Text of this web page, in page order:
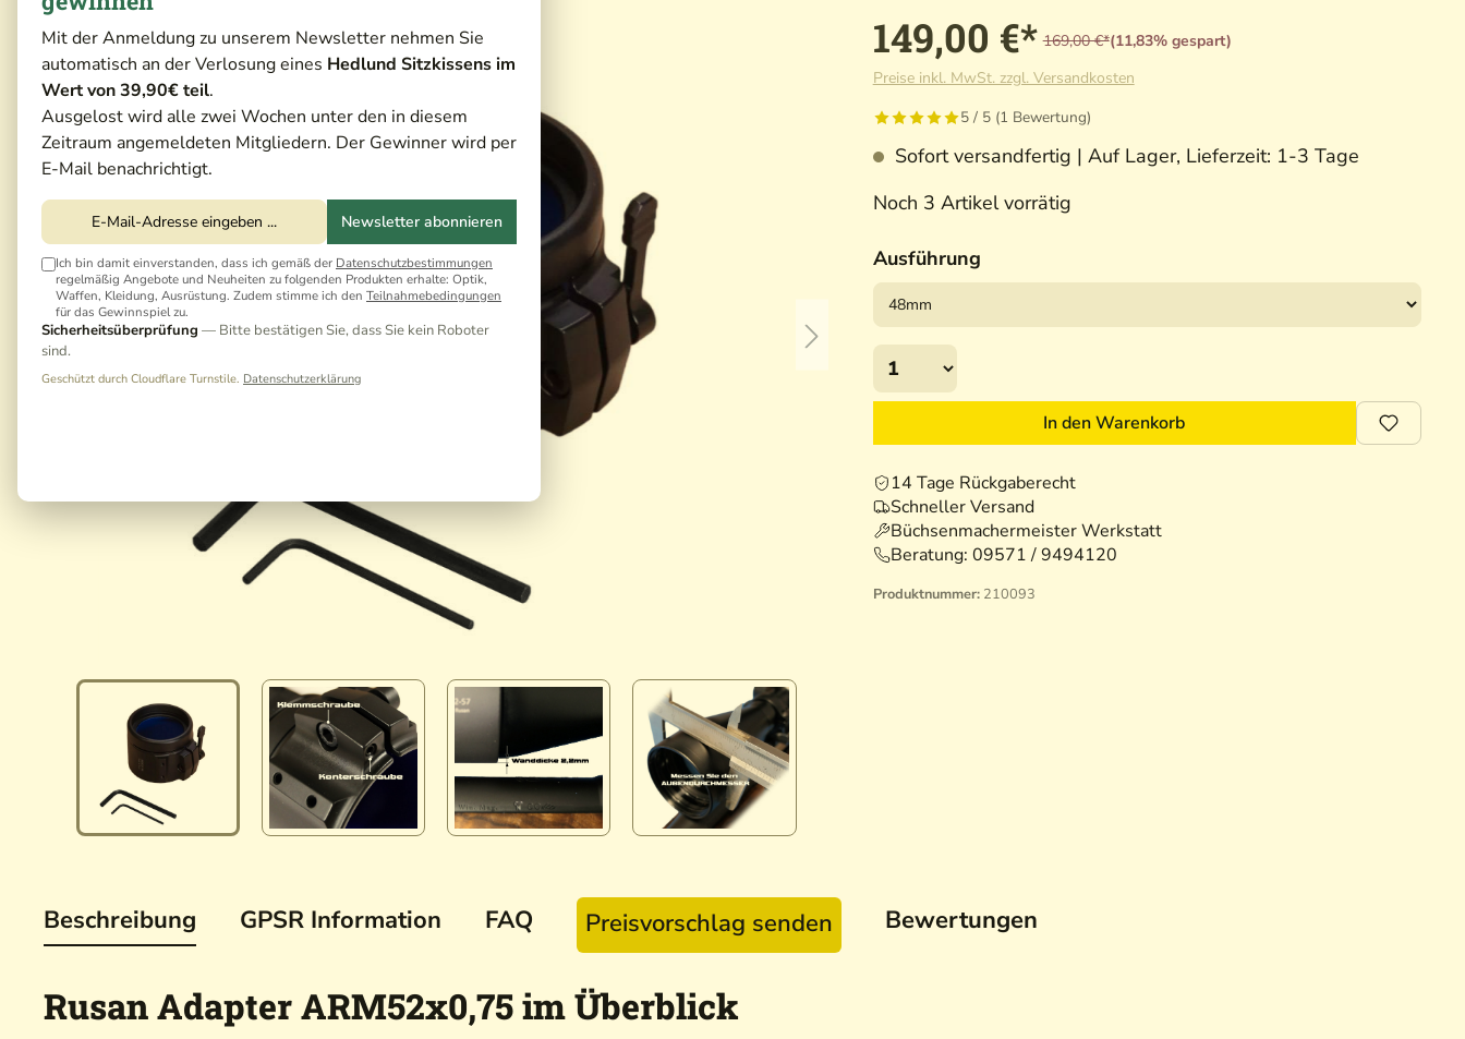
Mit der Anmeldung zu unserem Newsletter nehmen Sie
automatisch an der Verlosung eines Hedlund Sitzkissens im
Wert von 39,90€ teil.
Ausgelost wird alle zwei Wochen unter den in diesem
Zeitraum angemeldeten Mitgliedern. Der Gewinner wird per
E-Mail benachrichtigt.
Newsletter abonnieren
Ich bin damit einverstanden, dass ich gemäß der Datenschutzbestimmungen
regelmäßig Angebote und Neuheiten zu folgenden Produkten erhalte: Optik,
Waffen, Kleidung, Ausrüstung. Zudem stimme ich den Teilnahmebedingungen
für das Gewinnspiel zu.
Sicherheitsüberprüfung — Bitte bestätigen Sie, dass Sie kein Roboter
sind.
Geschützt durch Cloudflare Turnstile. Datenschutzerklärung
149,00 €* 169,00 €*(11,83% gespart)
Preise inkl. MwSt. zzgl. Versandkosten
5 / 5 (1 Bewertung)
Sofort versandfertig | Auf Lager, Lieferzeit: 1-3 Tage
Noch 3 Artikel vorrätig
Ausführung
In den Warenkorb
14 Tage Rückgaberecht
Schneller Versand
Büchsenmachermeister Werkstatt
Beratung: 09571 / 9494120
Produktnummer: 210093
Beschreibung GPSR Information FAQ Preisvorschlag senden Bewertungen
Rusan Adapter ARM52x0,75 im Überblick